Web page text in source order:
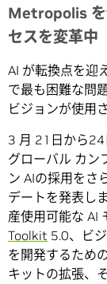
Metropolis を
セスを変革中
AI が転換点を迎
で最も困難な問
ビジョンが使用
3 月 21日から24
グローバル カン
ン AIの採用をさ
デートを発表し
産使用可能な AI
Toolkit 5.0、ビ
を開発するため
キットの拡張、